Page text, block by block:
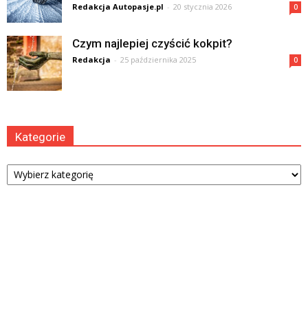
Redakcja Autopasje.pl - 20 stycznia 2026 0
Czym najlepiej czyścić kokpit?
Redakcja - 25 października 2025 0
Kategorie
Kategorie